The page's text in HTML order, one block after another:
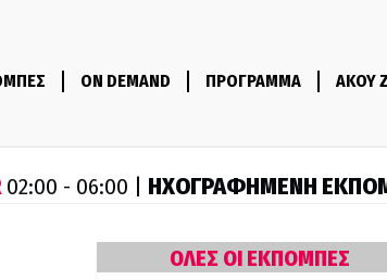
ON DEMAND ΠΡΟΓΡΑΜΜΑ ΑΚΟΥ
02:00 - 06:00 | ΗΧΟΓΡΑΦΗΜΕΝΗ
ΟΛΕΣ ΟΙ ΕΚΠΟΜΠΕΣ